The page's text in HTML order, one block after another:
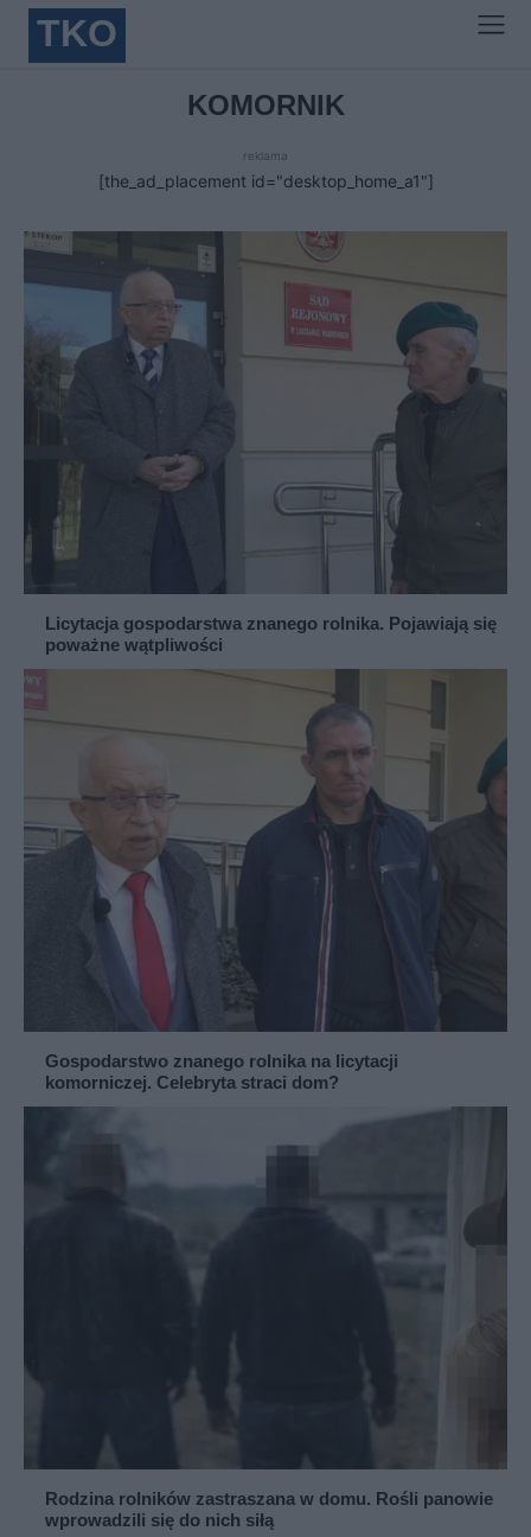
TKO
KOMORNIK
reklama
[the_ad_placement id="desktop_home_a1"]
Licytacja gospodarstwa znanego rolnika. Pojawiają się
poważne wątpliwości
Gospodarstwo znanego rolnika na licytacji
komorniczej. Celebryta straci dom?
Rodzina rolników zastraszana w domu. Rośli panowie
wprowadzili się do nich siłą